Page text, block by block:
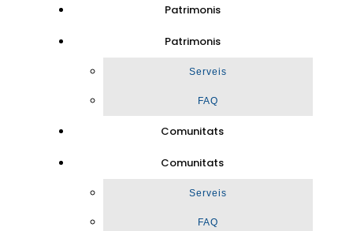
Patrimonis
Patrimonis
Serveis
FAQ
Comunitats
Comunitats
Serveis
FAQ